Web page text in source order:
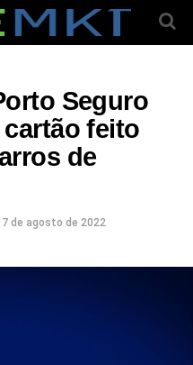
Seguro
feito
de
de agosto de 2022